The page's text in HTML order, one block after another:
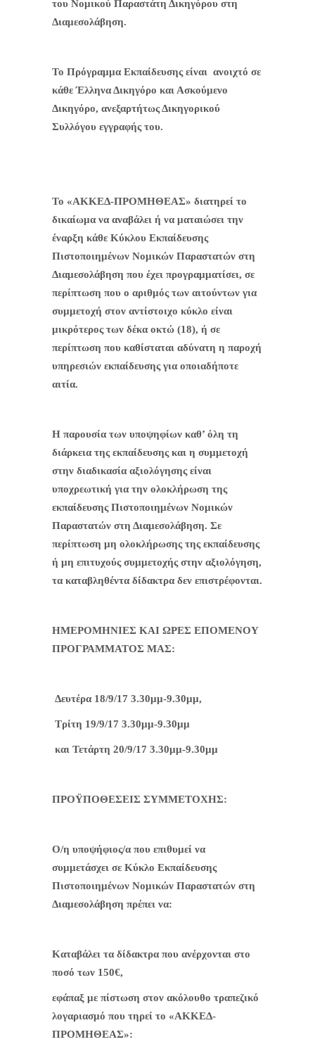
του Νομικού Παραστάτη Δικηγόρου στη
Διαμεσολάβηση.
Το Πρόγραμμα Εκπαίδευσης είναι ανοιχτό σε
κάθε Έλληνα Δικηγόρο και Ασκούμενο
Δικηγόρο, ανεξαρτήτως Δικηγορικού
Συλλόγου εγγραφής του.
Το «ΑΚΚΕΔ-ΠΡΟΜΗΘΕΑΣ» διατηρεί το
δικαίωμα να αναβάλει ή να ματαιώσει την
έναρξη κάθε Κύκλου Εκπαίδευσης
Πιστοποιημένων Νομικών Παραστατών στη
Διαμεσολάβηση που έχει προγραμματίσει, σε
περίπτωση που ο αριθμός των αιτούντων για
συμμετοχή στον αντίστοιχο κύκλο είναι
μικρότερος των δέκα οκτώ (18), ή σε
περίπτωση που καθίσταται αδύνατη η παροχή
υπηρεσιών εκπαίδευσης για οποιαδήποτε
αιτία.
Η παρουσία των υποψηφίων καθ’ όλη τη
διάρκεια της εκπαίδευσης και η συμμετοχή
στην διαδικασία αξιολόγησης είναι
υποχρεωτική για την ολοκλήρωση της
εκπαίδευσης Πιστοποιημένων Νομικών
Παραστατών στη Διαμεσολάβηση. Σε
περίπτωση μη ολοκλήρωσης της εκπαίδευσης
ή μη επιτυχούς συμμετοχής στην αξιολόγηση,
τα καταβληθέντα δίδακτρα δεν επιστρέφονται.
ΗΜΕΡΟΜΗΝΙΕΣ ΚΑΙ ΩΡΕΣ ΕΠΟΜΕΝΟΥ
ΠΡΟΓΡΑΜΜΑΤΟΣ ΜΑΣ:
Δευτέρα 18/9/17 3.30μμ-9.30μμ,
Τρίτη 19/9/17 3.30μμ-9.30μμ
και Τετάρτη 20/9/17 3.30μμ-9.30μμ
ΠΡΟΫΠΟΘΕΣΕΙΣ ΣΥΜΜΕΤΟΧΗΣ:
Ο/η υποψήφιος/α που επιθυμεί να
συμμετάσχει σε Κύκλο Εκπαίδευσης
Πιστοποιημένων Νομικών Παραστατών στη
Διαμεσολάβηση πρέπει να:
Καταβάλει τα δίδακτρα που ανέρχονται στο
ποσό των 150€,
εφάπαξ με πίστωση στον ακόλουθο τραπεζικό
λογαριασμό που τηρεί το «ΑΚΚΕΔ-
ΠΡΟΜΗΘΕΑΣ»: